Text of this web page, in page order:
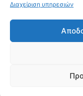
Διαχείριση υπηρεσιών
ΙΔΙΟΚΤΗΣΙΑ: FYI
fyi.news - copyright